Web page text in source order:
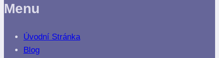
Menu
Úvodní Stránka
Blog